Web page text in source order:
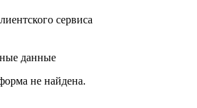
сервиса
данные
не найдена.